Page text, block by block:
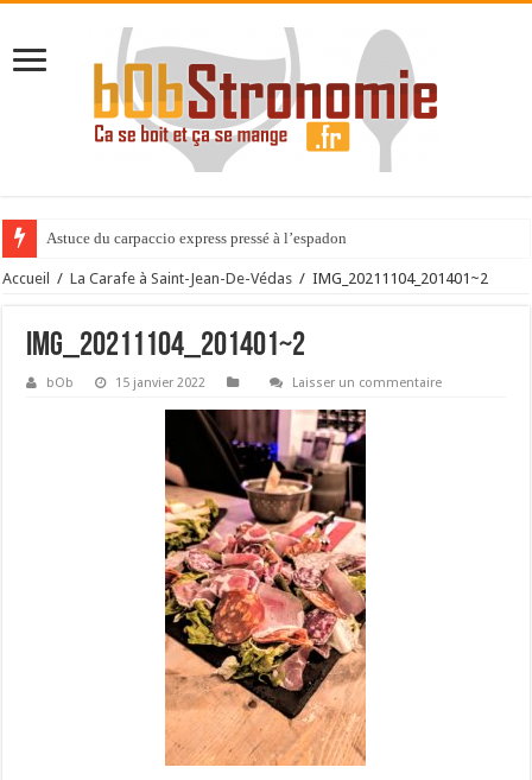
Astuce du carpaccio express pressé à l’espadon
Accueil / La Carafe à Saint-Jean-De-Védas / IMG_20211104_201401~2
IMG_20211104_201401~2
bOb 15 janvier 2022 Laisser un commentaire